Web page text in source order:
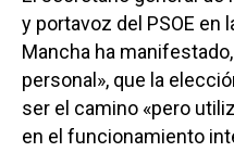
y portavoz del PSOE en
Mancha ha
personal», que la
ser el camino «pero
en el funcionamiento